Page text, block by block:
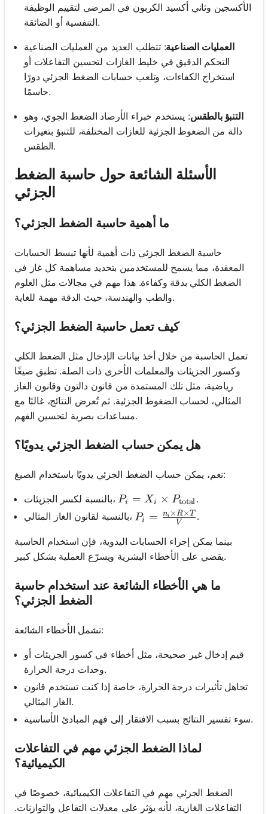
الأكسجين وثاني أكسيد الكربون في المرضى لتقييم الوظيفة
التنفسية أو الضائقة.
العمليات الصناعية: تتطلب العديد من العمليات الصناعية
التحكم الدقيق في خليط الغازات لتحسين التفاعلات أو
استخراج الكفاءات، وتلعب حسابات الضغط الجزئي دورًا
حاسمًا.
التنبؤ بالطقس: يستخدم خبراء الأرصاد الضغط الجوي، وهو
دالة من الضغوط الجزئية للغازات المختلفة، للتنبؤ بتغيرات
الطقس.
الأسئلة الشائعة حول حاسبة الضغط
الجزئي
ما أهمية حاسبة الضغط الجزئي؟
حاسبة الضغط الجزئي ذات أهمية لأنها تبسط الحسابات
المعقدة، مما يسمح للمستخدمين بتحديد مساهمة كل غاز في
الضغط الكلي بدقة وكفاءة. هذا مهم في مجالات مثل العلوم
والطب والهندسة، حيث الدقة مهمة للغاية.
كيف تعمل حاسبة الضغط الجزئي؟
تعمل الحاسبة من خلال أخذ بيانات الإدخال مثل الضغط الكلي
وكسور الجزيئات والمعلمات الأخرى ذات الصلة. تطبق صيغًا
رياضية، مثل تلك المستمدة من قانون دالتون وقانون الغاز
المثالي، لحساب الضغوط الجزئية. ثم تُعرض النتائج، غالبًا مع
مساعدات بصرية لتحسين الفهم.
هل يمكن حساب الضغط الجزئي يدويًا؟
نعم، يمكن حساب الضغط الجزئي يدويًا باستخدام الصيغ:
بالنسبة لكسر الجزيئات، P_i = X_i \times
Pi = Xi × Ptotal.
بالنسبة لقانون الغاز المثالي، P_i = \frac{n_i \times R
Pi = V
ni ×R×T .
بينما يمكن إجراء الحسابات اليدوية، فإن استخدام الحاسبة
يقضي على الأخطاء البشرية ويسرّع العملية بشكل كبير.
ما هي الأخطاء الشائعة عند استخدام حاسبة
الضغط الجزئي؟
تشمل الأخطاء الشائعة:
قيم إدخال غير صحيحة، مثل أخطاء في كسور الجزيئات أو
وحدات درجة الحرارة.
تجاهل تأثيرات درجة الحرارة، خاصة إذا كنت تستخدم قانون
الغاز المثالي.
سوء تفسير النتائج بسبب الافتقار إلى فهم المبادئ الأساسية.
لماذا الضغط الجزئي مهم في التفاعلات
الكيميائية؟
الضغط الجزئي مهم في التفاعلات الكيميائية، خصوصًا في
التفاعلات الغازية، لأنه يؤثر على معدلات التفاعل والتوازنات.